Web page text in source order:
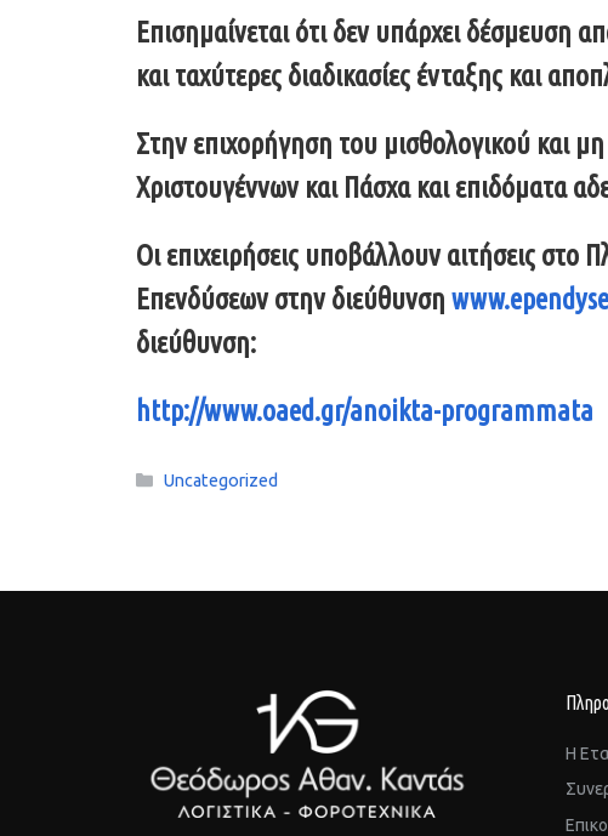
Επισημαίνεται ότι δεν υπάρχει δέσμευση
και ταχύτερες διαδικασίες ένταξης και
Στην επιχορήγηση του μισθολογικού και
Χριστουγέννων και Πάσχα και επιδόματα
Οι επιχειρήσεις υποβάλλουν αιτήσεις
Επενδύσεων στην διεύθυνση
διεύθυνση:
http://www.oaed.gr/anoikta-programmata
Κατηγορίες
Uncategorized
Η